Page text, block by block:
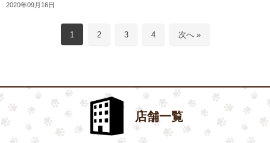
2020年09月16日
1 2 3 4 次へ »
店舗一覧